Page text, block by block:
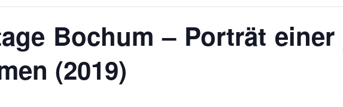
Bochum – Porträt
(2019)